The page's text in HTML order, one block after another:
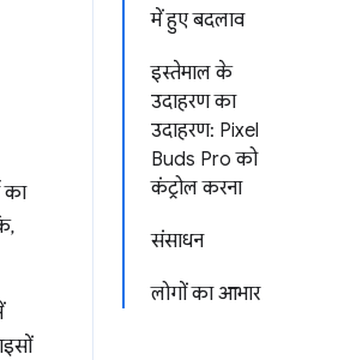
में हुए बदलाव
इस्तेमाल के
उदाहरण का
उदाहरण: Pixel
Buds Pro को
कंट्रोल करना
संसाधन
लोगों का आभार
का